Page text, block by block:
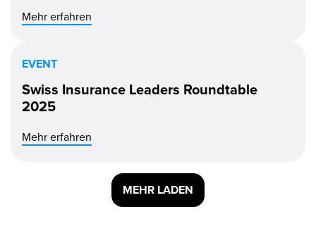
Mehr erfahren
EVENT
Swiss Insurance Leaders Roundtable
2025
Mehr erfahren
MEHR LADEN